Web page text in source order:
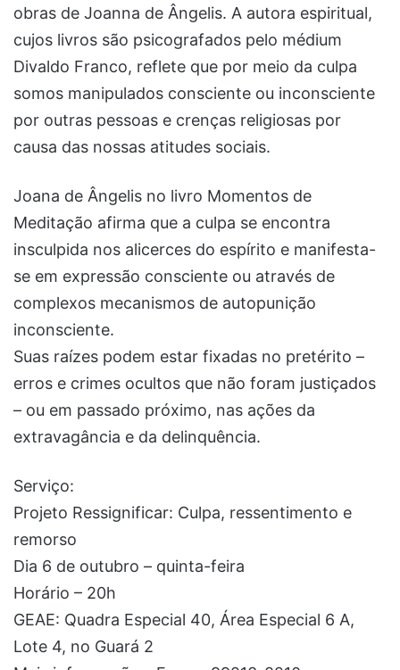
obras de Joanna de Ângelis. A autora espiritual,
cujos livros são psicografados pelo médium
Divaldo Franco, reflete que por meio da culpa
somos manipulados consciente ou inconsciente
por outras pessoas e crenças religiosas por
causa das nossas atitudes sociais.
Joana de Ângelis no livro Momentos de
Meditação afirma que a culpa se encontra
insculpida nos alicerces do espírito e manifesta-
se em expressão consciente ou através de
complexos mecanismos de autopunição
inconsciente.
Suas raízes podem estar fixadas no pretérito –
erros e crimes ocultos que não foram justiçados
– ou em passado próximo, nas ações da
extravagância e da delinquência.
Serviço:
Projeto Ressignificar: Culpa, ressentimento e
remorso
Dia 6 de outubro – quinta-feira
Horário – 20h
GEAE: Quadra Especial 40, Área Especial 6 A,
Lote 4, no Guará 2